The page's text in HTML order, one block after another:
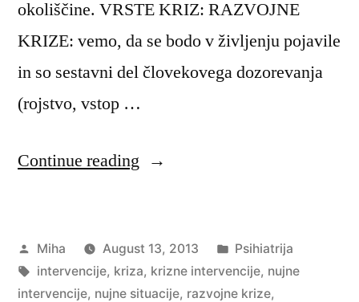
okoliščine. VRSTE KRIZ: RAZVOJNE
KRIZE: vemo, da se bodo v življenju pojavile
in so sestavni del človekovega dozorevanja
(rojstvo, vstop …
Continue reading “Krizne
Posted
by
Miha August 13, 2013
Posted
in
Psihiatrija
Tags:
intervencije, kriza, krizne intervencije, nujne
intervencije, nujne situacije, razvojne krize,